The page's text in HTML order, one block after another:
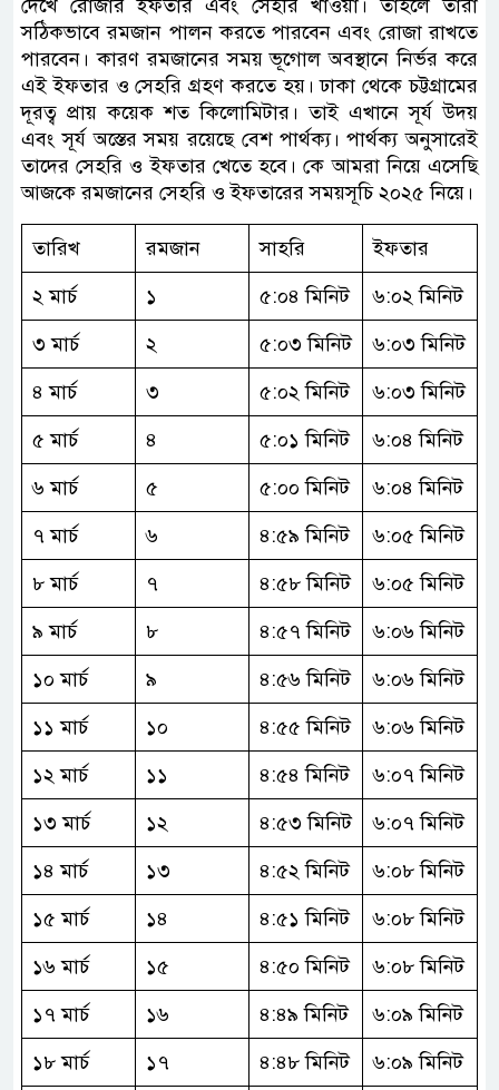
দেখে রোজার ইফতার এবং সেহরি খাওয়া। তাহলে তারা
সঠিকভাবে রমজান পালন করতে পারবেন এবং রোজা রাখতে
পারবেন। কারণ রমজানের সময় ভূগোল অবস্থানে নির্ভর করে
এই ইফতার ও সেহরি গ্রহণ করতে হয়। ঢাকা থেকে চট্টগ্রামের
দূরত্ব প্রায় কয়েক শত কিলোমিটার। তাই এখানে সূর্য উদয়
এবং সূর্য অস্তের সময় রয়েছে বেশ পার্থক্য।‌‌ পার্থক্য অনুসারেই
তাদের সেহরি ও ইফতার খেতে হবে। কে আমরা নিয়ে এসেছি
আজকে রমজানের সেহরি ও ইফতারের সময়সূচি ২০২৫ নিয়ে।
তারিখ রমজান সাহরি
ইফতার
২ মার্চ
১ ৫:০৪ মিনিট
৬:০২ মিনিট
৩ মার্চ
২ ৫:০৩ মিনিট
৬:০৩ মিনিট
৪ মার্চ
৩ ৫:০২ মিনিট
৬:০৩ মিনিট
৫ মার্চ
৪ ৫:০১ মিনিট
৬:০৪ মিনিট
৬ মার্চ
৫ ৫:০০ মিনিট
৬:০৪ মিনিট
৭ মার্চ
৬ ৪:৫৯ মিনিট
৬:০৫ মিনিট
৮ মার্চ
৭ ৪:৫৮ মিনিট
৬:০৫ মিনিট
৯ মার্চ
৮ ৪:৫৭ মিনিট
৬:০৬ মিনিট
১০ মার্চ
৯ ৪:৫৬ মিনিট
৬:০৬ মিনিট
১১ মার্চ
১০ ৪:৫৫ মিনিট
৬:০৬ মিনিট
১২ মার্চ
১১ ৪:৫৪ মিনিট
৬:০৭ মিনিট
১৩ মার্চ
১২ ৪:৫৩ মিনিট
৬:০৭ মিনিট
১৪ মার্চ
১৩ ৪:৫২ মিনিট
৬:০৮ মিনিট
১৫ মার্চ
১৪ ৪:৫১ মিনিট
৬:০৮ মিনিট
১৬ মার্চ
১৫ ৪:৫০ মিনিট
৬:০৮ মিনিট
১৭ মার্চ
১৬ ৪:৪৯ মিনিট
৬:০৯ মিনিট
১৮ মার্চ
১৭ ৪:৪৮ মিনিট
৬:০৯ মিনিট